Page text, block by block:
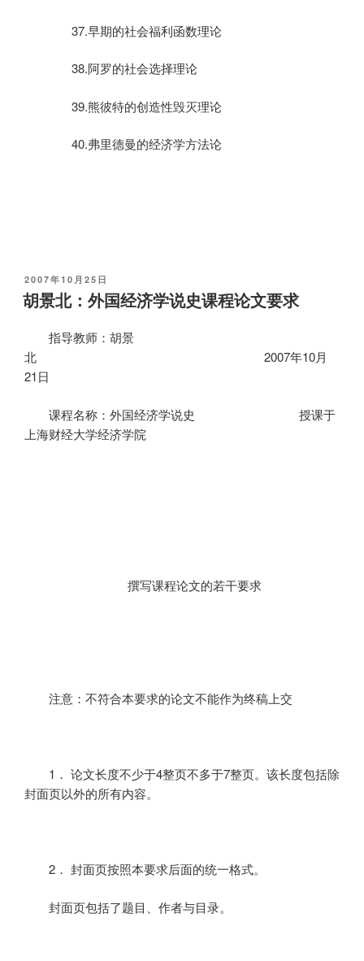
37.早期的社会福利函数理论
38.阿罗的社会选择理论
39.熊彼特的创造性毁灭理论
40.弗里德曼的经济学方法论
发
布
于
2007年10月25日
胡景北：外国经济学说史课程论文要求
指导教师：胡景
北
2007年10月
21日
课程名称：外国经济学说史
授课于
上海财经大学经济学院
撰写课程论文的若干要求
注意：不符合本要求的论文不能作为终稿上交
1 ． 论文长度不少于4整页不多于7整页。该长度包括除
封面页以外的所有内容。
2 ． 封面页按照本要求后面的统一格式。
封面页包括了题目、作者与目录。